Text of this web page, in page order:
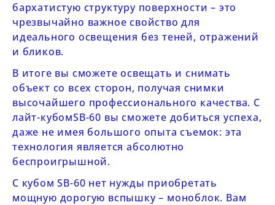
бархатистую структуру поверхности – это
чрезвычайно важное свойство для
идеального освещения без теней, отражений
и бликов.
В итоге вы сможете освещать и снимать
объект со всех сторон, получая снимки
высочайшего профессионального качества. С
лайт-кубомSB-60 вы сможете добиться успеха,
даже не имея большого опыта съемок: эта
технология является абсолютно
беспроигрышной.
С кубомSB-60 нет нужды приобретать
мощную дорогую вспышку – моноблок. Вам